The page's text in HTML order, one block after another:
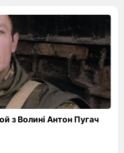
з Волині Антон Пугач